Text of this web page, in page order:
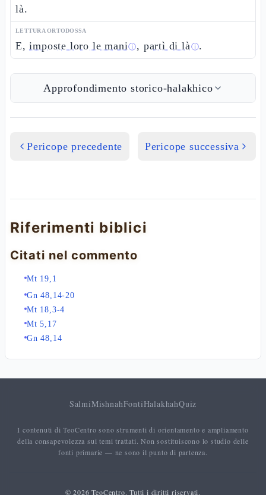
là.
LETTURA ORTODOSSA
E,imposte loro le maniⓘ, partì di làⓘ.
Approfondimento storico-halakhico
Pericope precedente Pericope successiva
Riferimenti biblici
Citati nel commento
Mt 19,1
Gn 48,14-20
Mt 18,3-4
Mt 5,17
Gn 48,14
SalmiMishnahFontiHalakhahQuiz
I contenuti di TeoCentro sono strumenti di orientamento e ampliamento
della consapevolezza sui temi trattati. Non sostituiscono lo studio delle
fonti primarie — ne sono il punto di partenza.
© 2026 TeoCentro. Tutti i diritti riservati.